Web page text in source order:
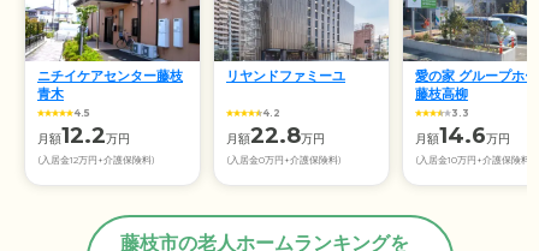
ニチイケアセンター藤枝
青木
4.5
月額12.2万円
(入居金12万円+介護保険料)
リヤンドファミーユ
4.2
月額22.8万円
(入居金0万円+介護保険料)
愛の家 グループホ
藤枝高柳
3.3
月額14.6万円
(入居金10万円+介護保険料)
藤枝市の老人ホームランキングを